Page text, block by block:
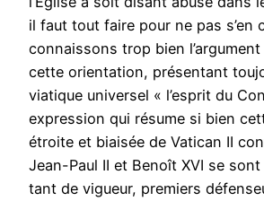
il faut tout faire pour ne pas s’en
connaissons trop bien
cette orientation, présentant
viatique universel « l’esprit du
expression qui résume si bien
étroite et biaisée de Vatican II
Jean-Paul II et Benoît XVI se
tant de vigueur, premiers